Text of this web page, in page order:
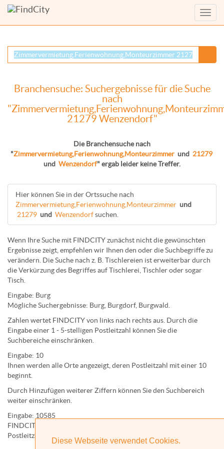
Diese Webseite verwendet Cookies.
Menü
Branchensuche: Suchergebnisse für die Suche
nach
21279 Wenzendorf"
Die Branchensuche nach
"Zimmervermietung,Ferienwohnung,Monteurzimmer und 21279
und Wenzendorf" ergab leider keine Treffer.
Hier können Sie in der Ortssuche nach
Zimmervermietung,Ferienwohnung,Monteurzimmer und
21279 und Wenzendorfsuchen.
Wenn Ihre Suche mit FINDCITY zunächst nicht die gewünschten
Ergebnisse zeigt, empfehlen wir Ihnen den oder die Suchbegriffe zu
verändern. Die Suche nach z. B. Tischlereien ist erweiterbar durch
die Verkürzung des Begriffes aufTischlerei Tischleroder sogar
Tisch
Eingabe: Burg
Mögliche Suchergebnisse: Burg Burgdorf, Burgwald.
Zahlen wertet FINDCITY von links nach rechts aus. Durch die
Eingabe einer 1 - 5-stelligen Postleitzahl können Sie die
Suchbereiche einschränken.
Eingabe: 10
Ihnen werden alle Orteangezeigt, deren Postleitzahl mit einer 10
beginnt.
Durch Hinzufügen weiterer Ziffern können Sie den Suchbereich
weiter einschränken.
Eingabe: 10585
FINDCITY präsentiert Ihnen ausschließlich die zu dieser
Postleitzahl gehörende Kommune; in diesem Fall Berlin.